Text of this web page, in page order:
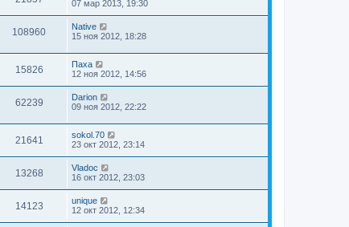
07 мар 2013, 19:30
108960
Native
15 ноя 2012, 18:28
15826
Паха
12 ноя 2012, 14:56
62239
Darion
09 ноя 2012, 22:22
21641
sokol.70
23 окт 2012, 23:14
13268
Vladoc
16 окт 2012, 23:03
14123
unique
12 окт 2012, 12:34